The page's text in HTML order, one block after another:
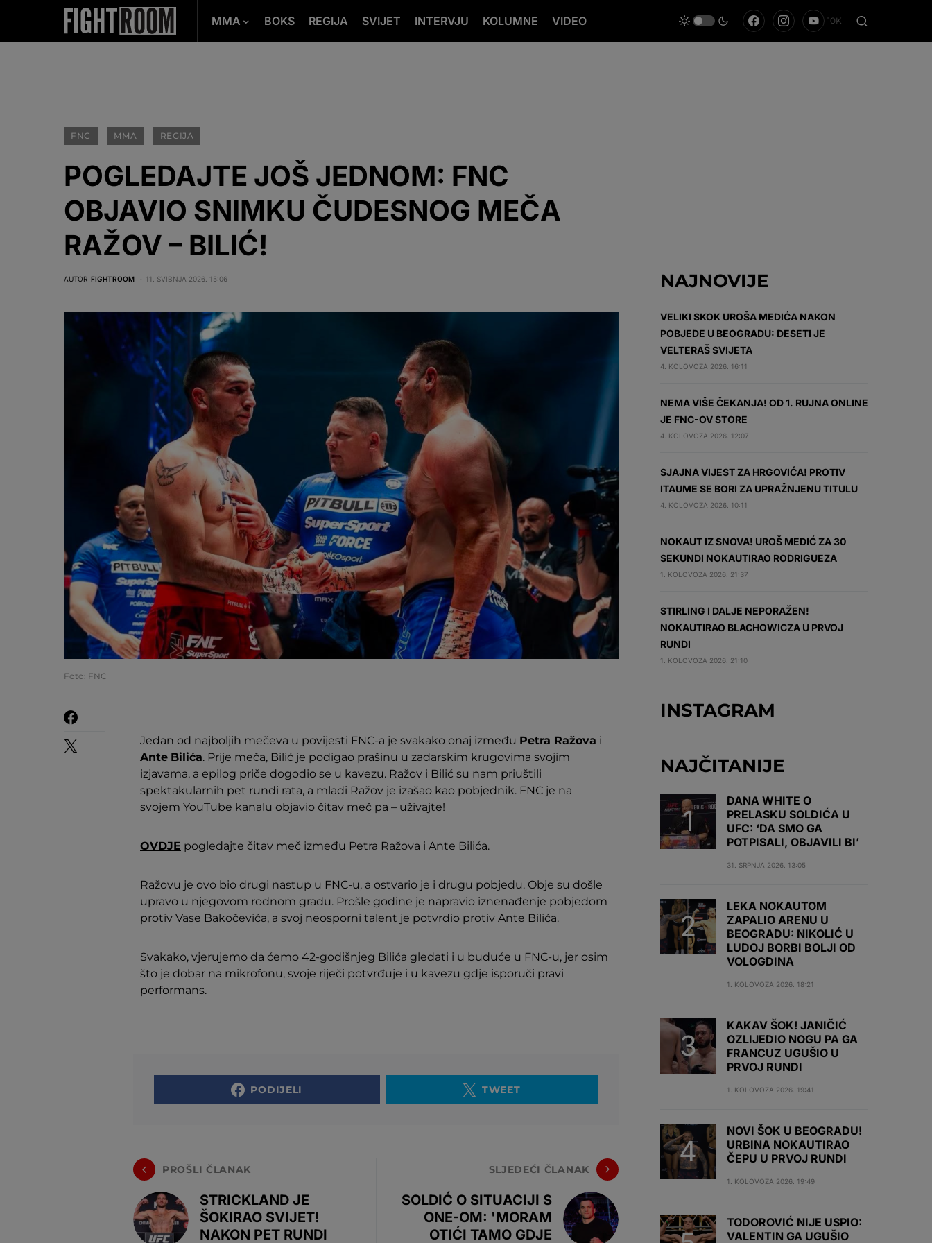
MMA BOKS REGIJA SVIJET INTERVJU KOLUMNE VIDEO 10K
FNC MMA REGIJA
POGLEDAJTE JOŠ JEDNOM: FNC
OBJAVIO SNIMKU ČUDESNOG MEČA
RAŽOV – BILIĆ!
AUTOR FIGHTROOM 11. SVIBNJA 2026. 15:06
Foto: FNC
Jedan od najboljih mečeva u povijesti FNC-a je svakako onaj između Petra Ražova i
Ante Bilića. Prije meča, Bilić je podigao prašinu u zadarskim krugovima svojim
izjavama, a epilog priče dogodio se u kavezu. Ražov i Bilić su nam priuštili
spektakularnih pet rundi rata, a mladi Ražov je izašao kao pobjednik. FNC je na
svojem YouTube kanalu objavio čitav meč pa – uživajte!
OVDJE pogledajte čitav meč između Petra Ražova i Ante Bilića.
Ražovu je ovo bio drugi nastup u FNC-u, a ostvario je i drugu pobjedu. Obje su došle
upravo u njegovom rodnom gradu. Prošle godine je napravio iznenađenje pobjedom
protiv Vase Bakočevića, a svoj neosporni talent je potvrdio protiv Ante Bilića.
Svakako, vjerujemo da ćemo 42-godišnjeg Bilića gledati i u buduće u FNC-u, jer osim
što je dobar na mikrofonu, svoje riječi potvrđuje i u kavezu gdje isporuči pravi
performans.
PODIJELI TWEET
PROŠLI ČLANAK
STRICKLAND JE
ŠOKIRAO SVIJET!
NAKON PET RUNDI
SLJEDEĆI ČLANAK
SOLDIĆ O SITUACIJI S
ONE-OM: 'MORAM
OTIĆI TAMO GDJE
NAJNOVIJE
VELIKI SKOK UROŠA MEDIĆA NAKON
POBJEDE U BEOGRADU: DESETI JE
VELTERAŠ SVIJETA
4. KOLOVOZA 2026. 16:11
NEMA VIŠE ČEKANJA! OD 1. RUJNA ONLINE
JE FNC-OV STORE
4. KOLOVOZA 2026. 12:07
SJAJNA VIJEST ZA HRGOVIĆA! PROTIV
ITAUME SE BORI ZA UPRAŽNJENU TITULU
4. KOLOVOZA 2026. 10:11
NOKAUT IZ SNOVA! UROŠ MEDIĆ ZA 30
SEKUNDI NOKAUTIRAO RODRIGUEZA
1. KOLOVOZA 2026. 21:37
STIRLING I DALJE NEPORAŽEN!
NOKAUTIRAO BLACHOWICZA U PRVOJ
RUNDI
1. KOLOVOZA 2026. 21:10
INSTAGRAM
NAJČITANIJE
DANA WHITE O
PRELASKU SOLDIĆA U
UFC: ‘DA SMO GA
POTPISALI, OBJAVILI BI’
31. SRPNJA 2026. 13:05
LEKA NOKAUTOM
ZAPALIO ARENU U
BEOGRADU: NIKOLIĆ U
LUDOJ BORBI BOLJI OD
VOLOGDINA
1. KOLOVOZA 2026. 18:21
KAKAV ŠOK! JANIČIĆ
OZLIJEDIO NOGU PA GA
FRANCUZ UGUŠIO U
PRVOJ RUNDI
1. KOLOVOZA 2026. 19:41
NOVI ŠOK U BEOGRADU!
URBINA NOKAUTIRAO
ČEPU U PRVOJ RUNDI
1. KOLOVOZA 2026. 19:49
TODOROVIĆ NIJE USPIO:
VALENTIN GA UGUŠIO